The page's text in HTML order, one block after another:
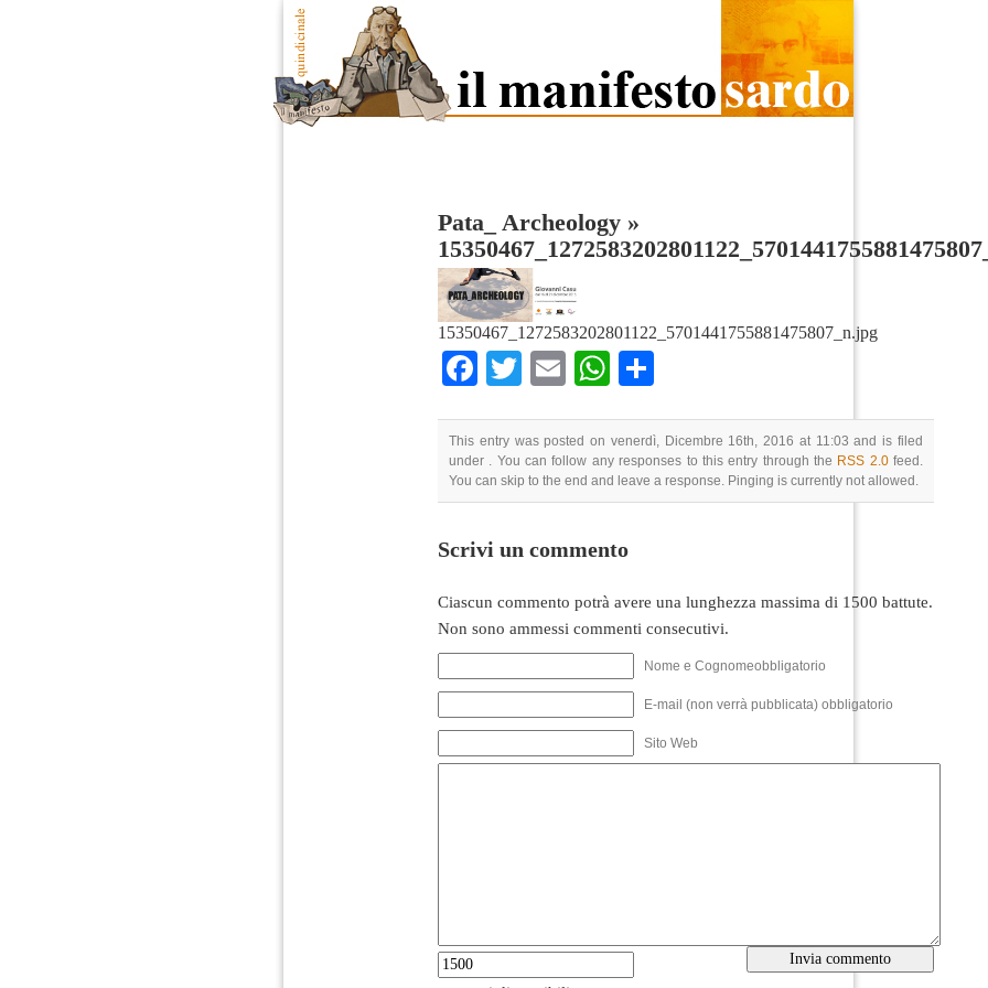
Pata_ Archeology »
15350467_1272583202801122_5701441755881475807_n.jpg
Facebook
Twitter
EmailWhatsApp
This entry was posted on venerdì, Dicembre 16th, 2016 at 11:03 and is filed
under . You can follow any responses to this entry through the RSS 2.0feed.
You can skip to the end and leave a response. Pinging is currently not allowed.
Scrivi un commento
Ciascun commento potrà avere una lunghezza massima di 1500 battute.
Non sono ammessi commenti consecutivi.
Nome e Cognomeobbligatorio
E-mail (non verrà pubblicata) obbligatorio
Sito Web